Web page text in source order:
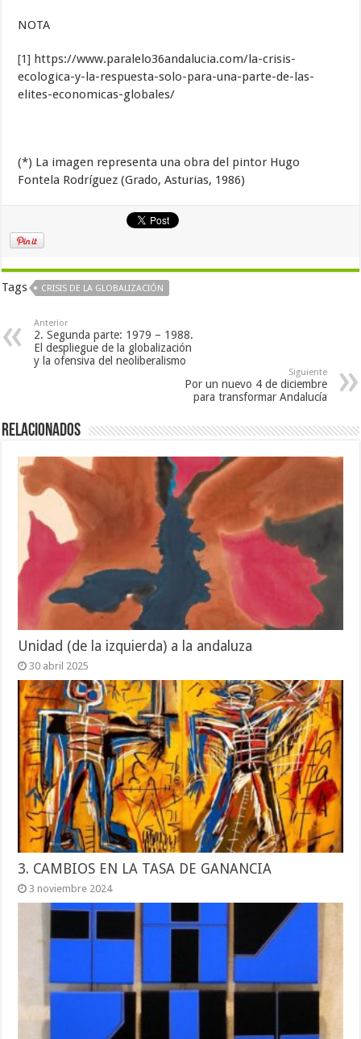
NOTA
[1] https://www.paralelo36andalucia.com/la-crisis-
ecologica-y-la-respuesta-solo-para-una-parte-de-las-
elites-economicas-globales/
(*) La imagen representa una obra del pintor Hugo
Fontela Rodríguez (Grado, Asturias, 1986)
Tags CRISIS DE LA GLOBALIZACIÓN
Anterior
2. Segunda parte: 1979 – 1988.
El despliegue de la globalización
y la ofensiva del neoliberalismo
Siguiente
Por un nuevo 4 de diciembre
para transformar Andalucía
Relacionados
Unidad (de la izquierda) a la andaluza
30 abril 2025
3. CAMBIOS EN LA TASA DE GANANCIA
3 noviembre 2024